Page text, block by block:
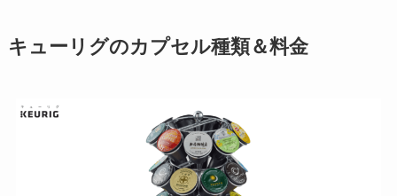
キューリグのカプセル種類＆料金